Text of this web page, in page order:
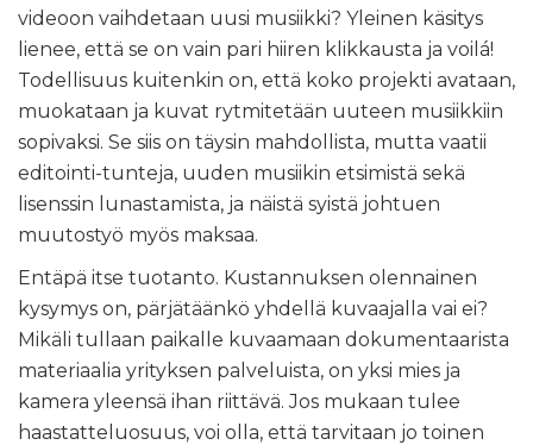
videoon vaihdetaan uusi musiikki? Yleinen käsitys
lienee, että se on vain pari hiiren klikkausta ja voilá!
Todellisuus kuitenkin on, että koko projekti avataan,
muokataan ja kuvat rytmitetään uuteen musiikkiin
sopivaksi. Se siis on täysin mahdollista, mutta vaatii
editointi-tunteja, uuden musiikin etsimistä sekä
lisenssin lunastamista, ja näistä syistä johtuen
muutostyö myös maksaa.
Entäpä itse tuotanto. Kustannuksen olennainen
kysymys on, pärjätäänkö yhdellä kuvaajalla vai ei?
Mikäli tullaan paikalle kuvaamaan dokumentaarista
materiaalia yrityksen palveluista, on yksi mies ja
kamera yleensä ihan riittävä. Jos mukaan tulee
haastatteluosuus, voi olla, että tarvitaan jo toinen